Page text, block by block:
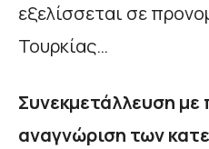
εξελίσσεται σε
Τουρκίας…
Συνεκμετάλλευση
αναγνώριση των